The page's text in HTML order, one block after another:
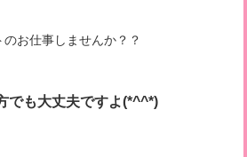
のお仕事しませんか？？
でも大丈夫ですよ(*^^*)